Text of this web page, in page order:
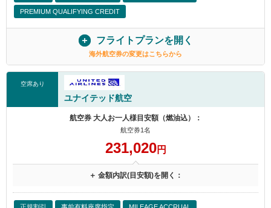
PREMIUM QUALIFYING CREDIT
フライトプランを開く
海外航空券の変更はこちらから
空席あり
ユナイテッド航空
航空券 大人お一人様目安額（燃油込）：
航空券1名
231,020円
＋ 金額内訳(目安額)を開く：